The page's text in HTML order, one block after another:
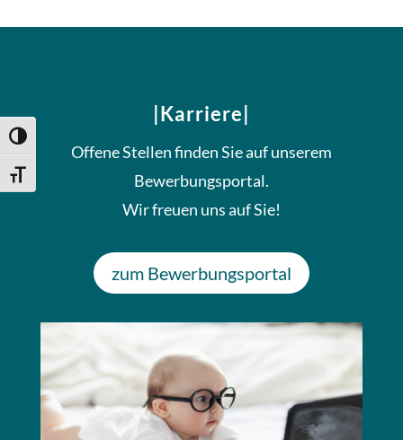
Umschalten auf hohe Kontraste
Schrift vergrößern
|Karriere|
Offene Stellen finden Sie auf unserem
Bewerbungsportal.
Wir freuen uns auf Sie!
zum Bewerbungsportal